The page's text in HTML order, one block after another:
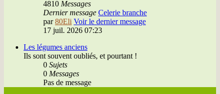
4810 Messages
Dernier message Celerie branche
par80Eli Voir le dernier message
17 juil. 2026 07:23
Les légumes anciens
Ils sont souvent oubliés, et pourtant !
0 Sujets
0 Messages
Pas de message